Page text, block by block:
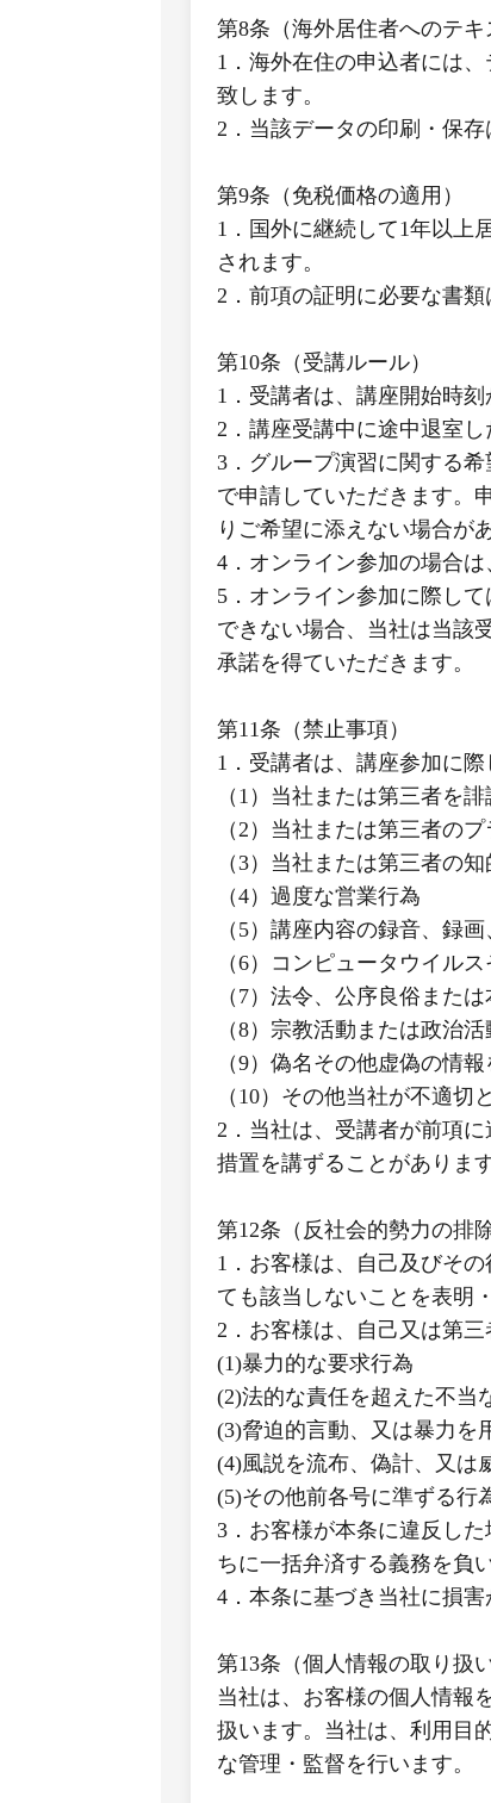
第8条（海外居住者へのテキ
1．海外在住の申込者には
致します。
2．当該データの印刷・保
第9条（免税価格の適用）
1．国外に継続して1年以上
されます。
2．前項の証明に必要な書
第10条（受講ルール）
1．受講者は、講座開始時
2．講座受講中に途中退室し
3．グループ演習に関する
で申請していただきます。
りご希望に添えない場合が
4．オンライン参加の場合は
5．オンライン参加に際し
できない場合、当社は当該
承諾を得ていただきます。
第11条（禁止事項）
1．受講者は、講座参加に
（1）当社または第三者を
（2）当社または第三者の
（3）当社または第三者の
（4）過度な営業行為
（5）講座内容の録音、録
（6）コンピュータウイル
（7）法令、公序良俗また
（8）宗教活動または政治
（9）偽名その他虚偽の情
（10）その他当社が不適切
2．当社は、受講者が前項
措置を講ずることがあります
第12条（反社会的勢力の排除
1．お客様は、自己及びそ
ても該当しないことを表明
2．お客様は、自己又は第
(1)暴力的な要求行為
(2)法的な責任を超えた不当
(3)脅迫的言動、又は暴力を
(4)風説を流布、偽計、又は
(5)その他前各号に準ずる行
3．お客様が本条に違反し
ちに一括弁済する義務を負
4．本条に基づき当社に損
第13条（個人情報の取り扱い
当社は、お客様の個人情報
扱います。当社は、利用目
な管理・監督を行います。